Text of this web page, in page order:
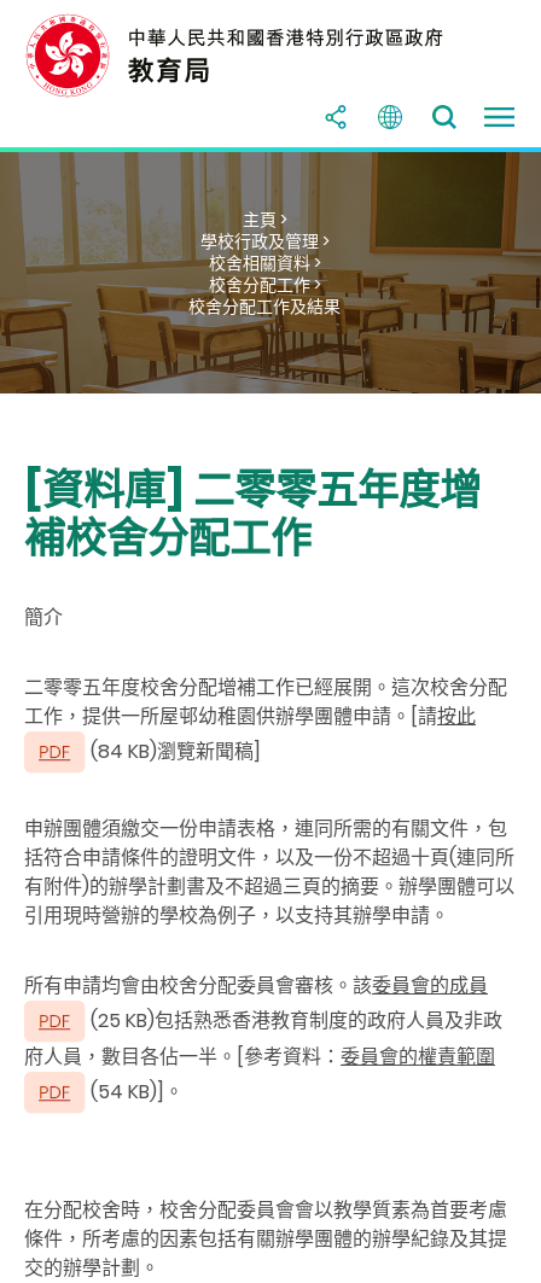
主頁 >
學校行政及管理 >
校舍相關資料 >
校舍分配工作 >
校舍分配工作及結果
[資料庫] 二零零五年度增
補校舍分配工作
簡介
二零零五年度校舍分配增補工作已經展開。這次校舍分配
工作，提供一所屋邨幼稚園供辦學團體申請。[請按此
(84 KB)瀏覽新聞稿]
申辦團體須繳交一份申請表格，連同所需的有關文件，包
括符合申請條件的證明文件，以及一份不超過十頁(連同所
有附件)的辦學計劃書及不超過三頁的摘要。辦學團體可以
引用現時營辦的學校為例子，以支持其辦學申請。
所有申請均會由校舍分配委員會審核。該委員會的成員
(25 KB)包括熟悉香港教育制度的政府人員及非政
府人員，數目各佔一半。[參考資料： 委員會的權責範圍
(54 KB)]。
在分配校舍時，校舍分配委員會會以教學質素為首要考慮
條件，所考慮的因素包括有關辦學團體的辦學紀錄及其提
交的辦學計劃。